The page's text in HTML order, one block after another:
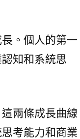
。個人的第一
知和系統思
兩條成長曲線
考能力和商業